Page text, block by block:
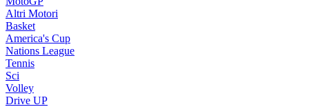
Altri Motori
Basket
America's Cup
Nations League
Tennis
Sci
Volley
Drive UP